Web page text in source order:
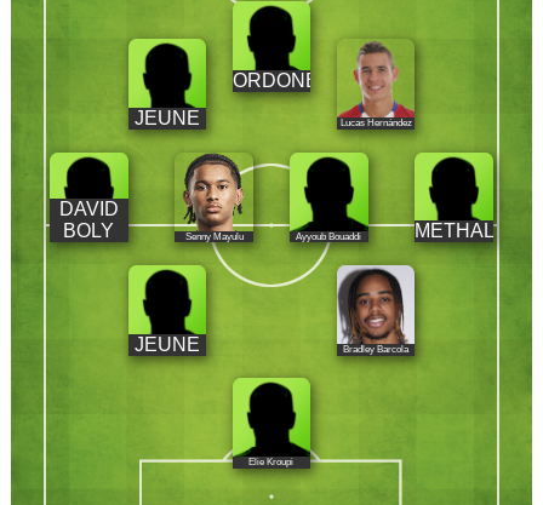
JEUNE
ORDONEZ
Lucas Hernández
DAVID
BOLY
Senny Mayulu Ayyoub Bouaddi METHALIE
JEUNE Bradley Barcola
Elie Kroupi